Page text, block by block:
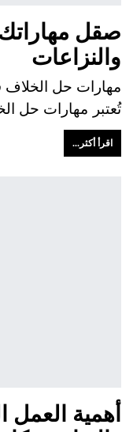
صقل
والنزاعات
مهارات حل الخلاف
تُعتبر مهارات حل
اقرأ أكثر...
أهمية العمل